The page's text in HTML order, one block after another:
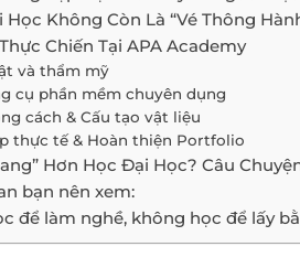
Học Không Còn Là “Vé Thông
Chiến Tại APA Academy
và thẩm mỹ
cụ phần mềm chuyên dụng
cách & Cấu tạo vật liệu
thực tế & Hoàn thiện Portfolio
Hơn Học Đại Học? Câu
bạn nên xem:
để làm nghề, không học để lấy